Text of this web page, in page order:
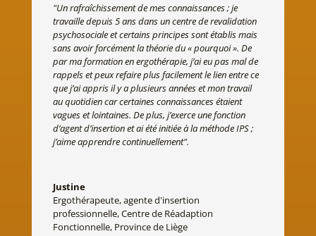
"Un rafraîchissement de mes connaissances ; je
travaille depuis 5 ans dans un centre de revalidation
psychosociale et certains principes sont établis mais
sans avoir forcément la théorie du « pourquoi ». De
par ma formation en ergothérapie, j’ai eu pas mal de
rappels et peux refaire plus facilement le lien entre ce
que j’ai appris il y a plusieurs années et mon travail
au quotidien car certaines connaissances étaient
vagues et lointaines. De plus, j’exerce une fonction
d’agent d’insertion et ai été initiée à la méthode IPS ;
j’aime apprendre continuellement".
Justine
Ergothérapeute, agente d'insertion
professionnelle, Centre de Réadaption
Fonctionnelle, Province de Liège